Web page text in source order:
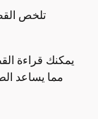
تلخص
يمكنك قراءة
مما يساعد